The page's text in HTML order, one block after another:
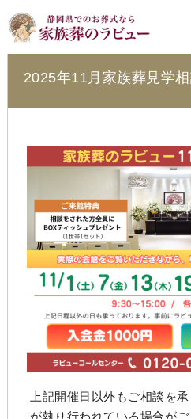
ラビュー島田六
2025年11月家族葬見学
上記開催日以外もご相談を
が執り行われている場合が